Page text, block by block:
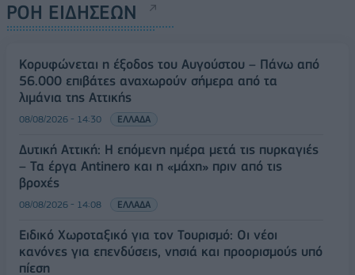
ΡΟΗ ΕΙΔΗΣΕΩΝ
Κορυφώνεται η έξοδος του Αυγούστου – Πάνω από
56.000 επιβάτες αναχωρούν σήμερα από τα
λιμάνια της Αττικής
08/08/2026 - 14:30 ΕΛΛΑΔΑ
Δυτική Αττική: Η επόμενη ημέρα μετά τις πυρκαγιές
– Τα έργα Antinero και η «μάχη» πριν από τις
βροχές
08/08/2026 - 14:08 ΕΛΛΑΔΑ
Ειδικό Χωροταξικό για τον Τουρισμό: Οι νέοι
κανόνες για επενδύσεις, νησιά και προορισμούς υπό
πίεση